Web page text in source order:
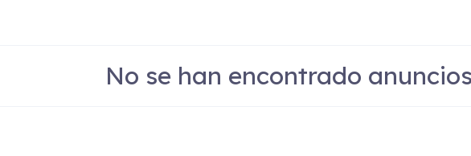
No se han encontrado